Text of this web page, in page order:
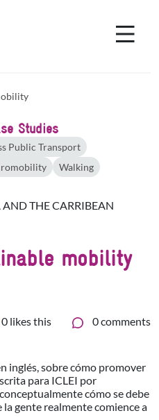
Studies
Public Transport
Walking
THE CARRIBEAN
mobility
0 likes this 0 comments
inglés, sobre cómo promover
para ICLEI por
cómo se debe
gente realmente comience a